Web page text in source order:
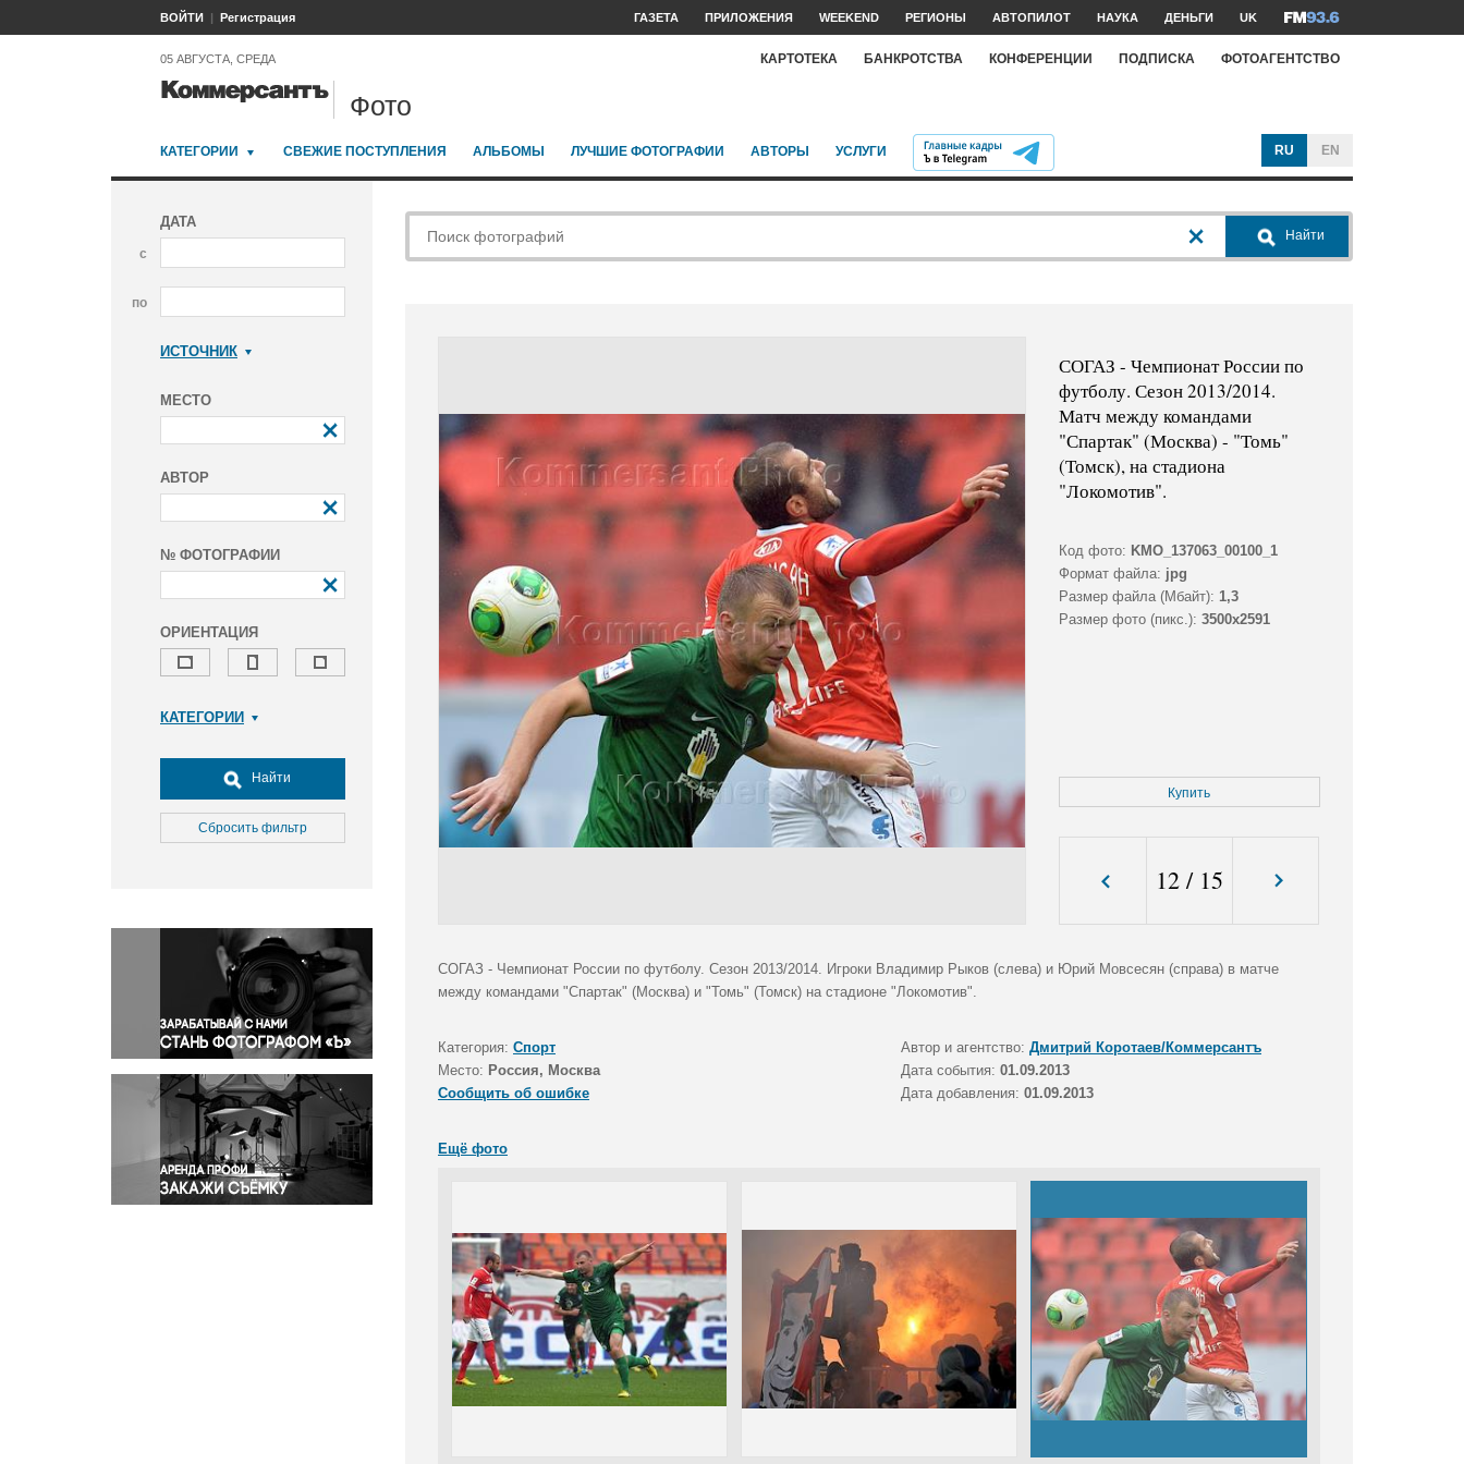
ВОЙТИ Регистрация ГАЗЕТА ПРИЛОЖЕНИЯ WEEKEND РЕГИОНЫ АВТОПИЛОТ НАУКА ДЕНЬГИ UK
05 АВГУСТА, СРЕДА КАРТОТЕКА БАНКРОТСТВА КОНФЕРЕНЦИИ ПОДПИСКА ФОТОАГЕНТСТВО
Фото
КАТЕГОРИИ СВЕЖИЕ ПОСТУПЛЕНИЯ АЛЬБОМЫ ЛУЧШИЕ ФОТОГРАФИИ АВТОРЫ УСЛУГИ RU EN
ДАТА
с
по
ИСТОЧНИК
МЕСТО
АВТОР
№ ФОТОГРАФИИ
ОРИЕНТАЦИЯ
КАТЕГОРИИ
Досуг, туризм и отдых
Культура
Медицина
Окружающая среда
Политика
Правосудие
Происшествия и конфликты
Религия
Светская жизнь
Спорт
Экология
Экономика и бизнес
Найти
Сбросить фильтр
Найти
СОГАЗ - Чемпионат России по
футболу. Сезон 2013/2014.
Матч между командами
"Спартак" (Москва) - "Томь"
(Томск), на стадиона
"Локомотив".
Код фото: KMO_137063_00100_1
Формат файла: jpg
Размер файла (Мбайт): 1,3
Размер фото (пикс.): 3500x2591
Купить
12/ 15
СОГАЗ - Чемпионат России по футболу. Сезон 2013/2014. Игроки Владимир Рыков (слева) и Юрий Мовсесян (справа) в матче
между командами "Спартак" (Москва) и "Томь" (Томск) на стадионе "Локомотив".
Категория: Спорт Автор и агентство: Дмитрий Коротаев/Коммерсантъ
Место: Россия, Москва Дата события: 01.09.2013
Сообщить об ошибке
Дата добавления: 01.09.2013
Ещё фото